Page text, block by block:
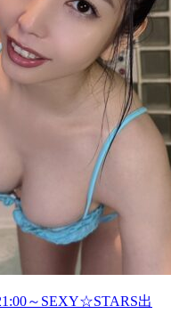
～SEXY☆STARS出